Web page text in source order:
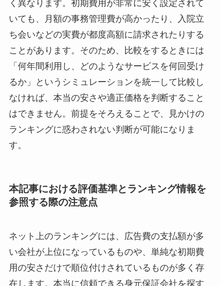
く異なります。初期費用が非常に安く設定されて
いても、月額の事務管理費が高かったり、入院立
ち会いなどの実費が都度高額に請求されたりする
ことがあります。そのため、比較をするときには
「何年間利用し、どのようなサービスを何回受け
るか」というシミュレーションを統一して比較し
なければ、本当の安さや適正価格を判断すること
はできません。前提をそろえることで、見かけの
ランキングに惑わされない判断が可能になりま
す。
本記事における評価基準とランキング情報を
参照する際の注意点
ネット上のランキングには、広告費の支払額が多
い会社が上位になっているものや、単純な初期費
用の安さだけで順位付けされているものが多く存
在します。本当に信頼できる身元保証会社を探す